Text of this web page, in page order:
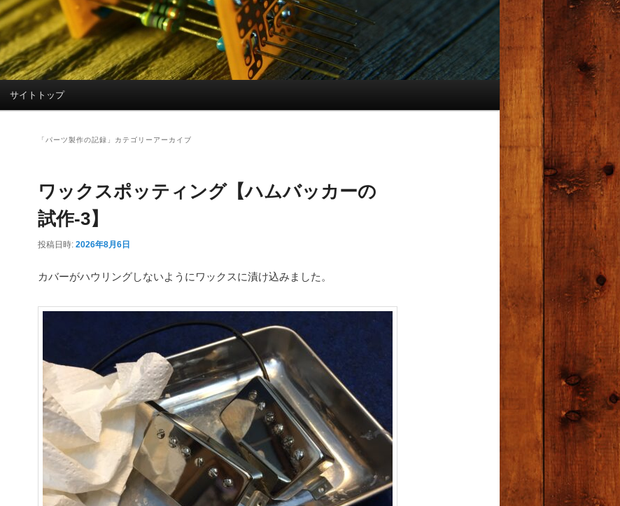
サイトトップ
「 パーツ製作の記録 」カテゴリーアーカイブ
ワックスポッティング【ハムバッカーの
試作-3】
投稿日時: 2026年8月6日
カバーがハウリングしないようにワックスに漬け込みました。